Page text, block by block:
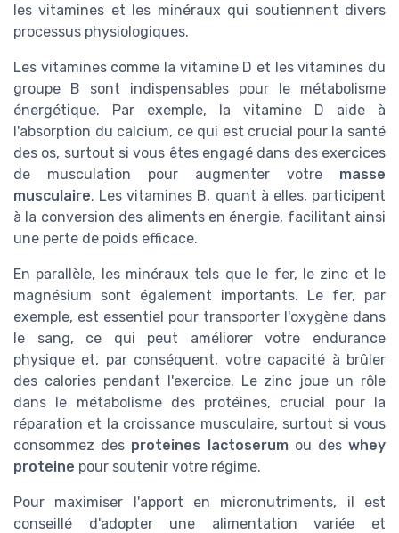
les vitamines et les minéraux qui soutiennent divers
processus physiologiques.
Les vitamines comme la vitamine D et les vitamines du
groupe B sont indispensables pour le métabolisme
énergétique. Par exemple, la vitamine D aide à
l'absorption du calcium, ce qui est crucial pour la santé
des os, surtout si vous êtes engagé dans des exercices
de musculation pour augmenter votre masse
musculaire. Les vitamines B, quant à elles, participent
à la conversion des aliments en énergie, facilitant ainsi
une perte de poids efficace.
En parallèle, les minéraux tels que le fer, le zinc et le
magnésium sont également importants. Le fer, par
exemple, est essentiel pour transporter l'oxygène dans
le sang, ce qui peut améliorer votre endurance
physique et, par conséquent, votre capacité à brûler
des calories pendant l'exercice. Le zinc joue un rôle
dans le métabolisme des protéines, crucial pour la
réparation et la croissance musculaire, surtout si vous
consommez des proteines lactoserumou deswhey
proteine pour soutenir votre régime.
Pour maximiser l'apport en micronutriments, il est
conseillé d'adopter une alimentation variée et